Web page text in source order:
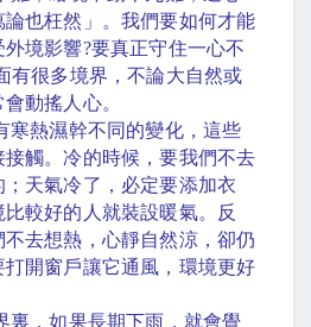
也枉然」。我們要如何才能
外境影響?要真正守住一心不
有很多境界，不論大自然或
動搖人心。
熱濕幹不同的變化，這些
觸。冷的時候，要我們不去
天氣冷了，必定要添加衣
較好的人就裝設暖氣。反
去想熱，心靜自然涼，卻仍
開窗戶讓它通風，環境更好
，如果長期下雨，就會覺